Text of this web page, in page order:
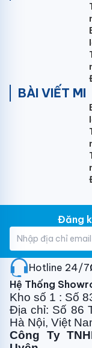
Kích thước dàn
Trọng lượng
Trọng lượng
Kích thước ống
6.35/12.7
Chiều dài tối
3/12/40
Chênh lệch độ
20
Khối lượng gas
1870
BÀI VIẾT MI
Đăng
Hotline 24/7:
Hệ Thống
Kho số 1 : Số
Địa chỉ: Số 86
Hà Nội, Việt
Công Ty